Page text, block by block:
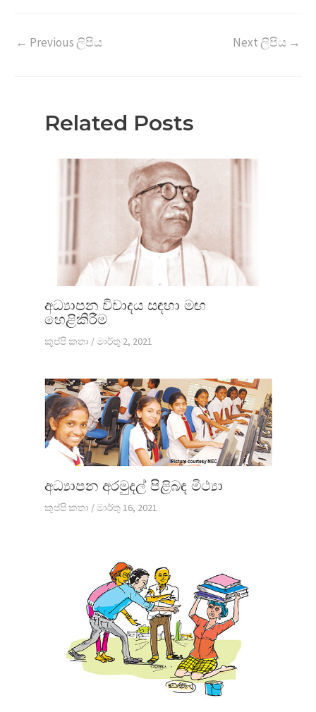
← Previous ලිපිය Next ලිපිය →
Related Posts
අධ්‍යාපන විවාදය සඳහා මඟ
හෙළිකිරීම
කුප්පි කතා /මාර්තු 2, 2021
අධ්‍යාපන අරමුදල් පිළිබඳ මිථ්‍යා
කුප්පි කතා /මාර්තු 16, 2021